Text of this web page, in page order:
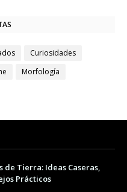
Curiosidades
Morfología
de Tierra: Ideas Caseras,
Prácticos